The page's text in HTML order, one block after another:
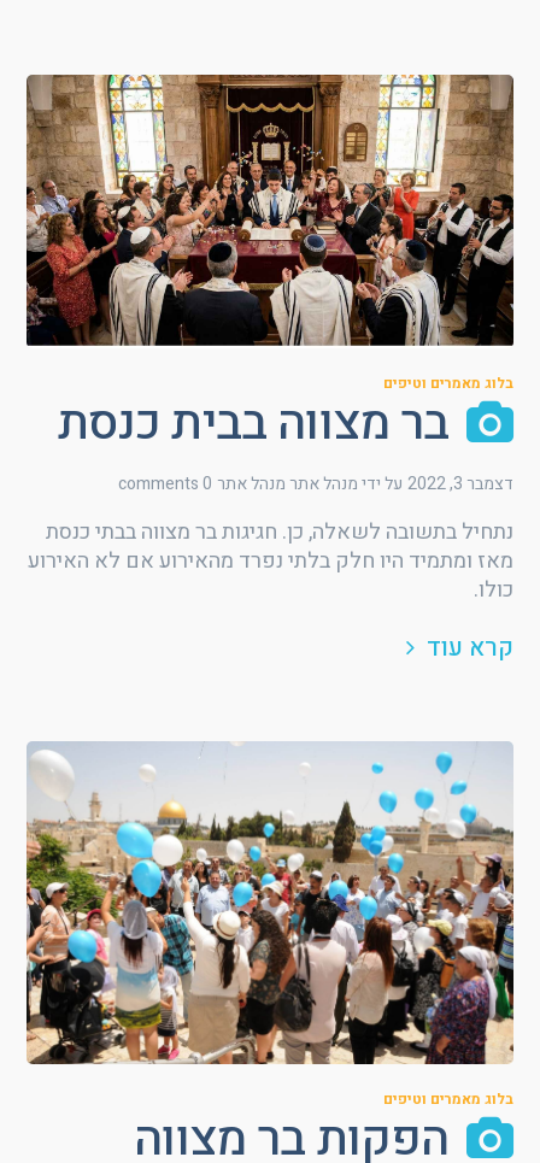
בלוג מאמרים וטיפים
בר מצווה בבית כנסת
דצמבר 3, 2022 על ידי מנהל אתרמנהל אתר 0 comments
נתחיל בתשובה לשאלה, כן. חגיגות בר מצווה בבתי כנסת
מאז ומתמיד היו חלק בלתי נפרד מהאירוע אם לא האירוע
כולו.
קרא עוד
בלוג מאמרים וטיפים
הפקות בר מצווה